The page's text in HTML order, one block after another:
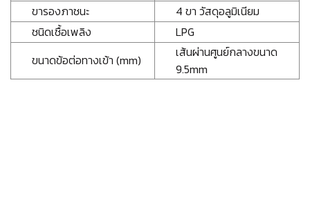
ขารองภาชนะ
4 ขา วัสดุอลูมิเนียม
ชนิดเชื้อเพลิง
LPG
ขนาดข้อต่อทางเข้า (mm)
เส้นผ่านศูนย์กลางขนาด
9.5mm